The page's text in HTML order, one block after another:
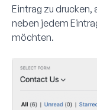
Eintrag zu drucken,
neben jedem
möchten.